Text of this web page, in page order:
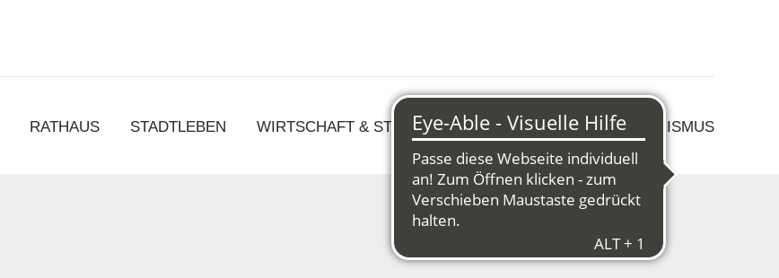
RATHAUS STADTLEBEN WIRTSCHAFT & STRUKTURWANDEL KULTUR & TOURISMUS